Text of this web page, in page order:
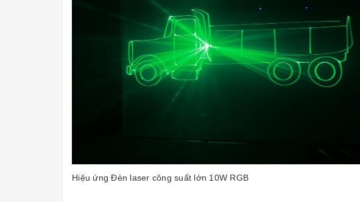
Hiệu ứng Đèn laser công suất lớn 10W RGB